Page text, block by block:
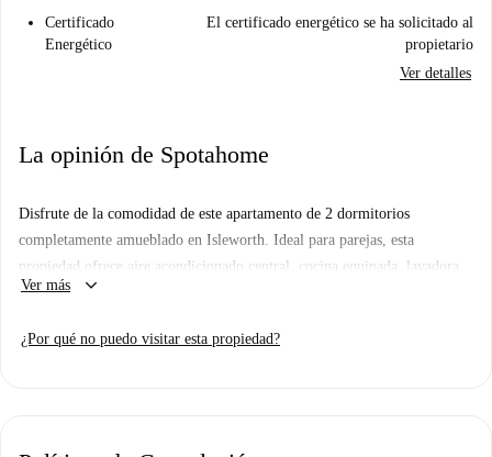
Certificado
Energético
El certificado energético se ha solicitado al
propietario
Ver detalles
La opinión de Spotahome
Disfrute de la comodidad de este apartamento de 2 dormitorios
completamente amueblado en Isleworth. Ideal para parejas, esta
propiedad ofrece aire acondicionado central, cocina equipada, lavadora
privada y otras comodidades como aparcamiento. El entretenimiento está
wifi) están incluidos. Aunque el anuncio no ha sido verificado
Ver más keyboard_arrow_down
¿Por qué no puedo visitar esta propiedad?